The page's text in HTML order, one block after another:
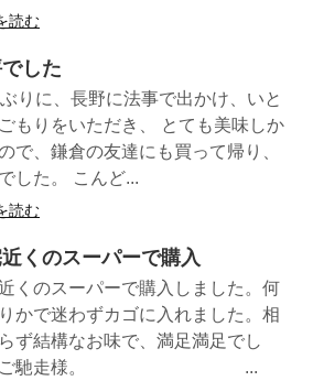
読む
した
りに、長野に法事で出かけ、いと
もりをいただき、 とても美味しか
で、鎌倉の友達にも買って帰り、
した。 こんど...
読む
くのスーパーで購入
くのスーパーで購入しました。何
かで迷わずカゴに入れました。相
ず結構なお味で、満足満足でし
ご馳走様。 ...